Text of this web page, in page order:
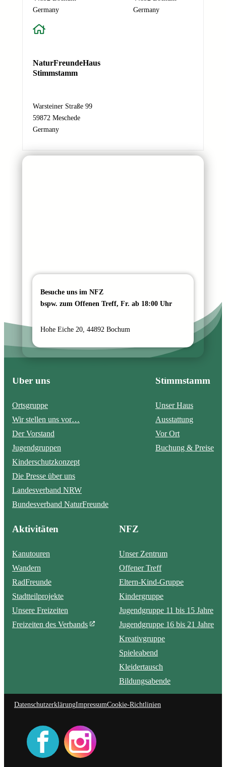
-
a
-
r
e
s
e
Germany
Germany
NaturFreundeHaus
Stimmstamm
Warsteiner Straße 99
59872 Meschede
Germany
Besuche uns im NFZ
bspw. zum Offenen Treff, Fr. ab 18:00 Uhr
Hohe Eiche 20, 44892 Bochum
Über uns
Ortsgruppe
Wir stellen uns vor…
Der Vorstand
Jugendgruppen
Kinderschutzkonzept
Die Presse über uns
Landesverband NRW
Bundesverband NaturFreunde
Stimmstamm
Unser Haus
Ausstattung
Vor Ort
Buchung & Preise
Aktivitäten
Kanutouren
Wandern
RadFreunde
Stadtteilprojekte
Unsere Freizeiten
Freizeiten des Verbands
NFZ
Unser Zentrum
Offener Treff
Eltern-Kind-Gruppe
Kindergruppe
Jugendgruppe 11 bis 15 Jahre
Jugendgruppe 16 bis 21 Jahre
Kreativgruppe
Spieleabend
Kleidertausch
Bildungsabende
DatenschutzerklärungImpressumCookie-Richtlinien